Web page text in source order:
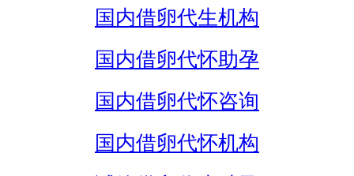
国内借卵代生机构
国内借卵代怀助孕
国内借卵代怀咨询
国内借卵代怀机构